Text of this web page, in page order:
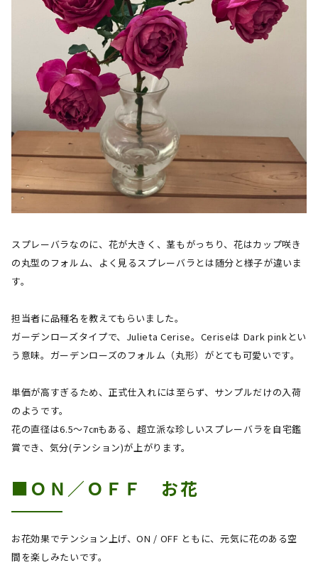
スプレーバラなのに、花が大きく、茎もがっちり、花はカップ咲き
の丸型のフォルム、よく見るスプレーバラとは随分と様子が違いま
す。
担当者に品種名を教えてもらいました。
ガーデンローズタイプで、 Julieta Cerise。 Ceriseは Dark pink とい
う意味。ガーデンローズのフォルム（丸形）がとても可愛いです。
単価が高すぎるため、正式仕入れには至らず、サンプルだけの入荷
のようです。
花の直径は6.5～7㎝もある、超立派な珍しいスプレーバラを自宅鑑
賞でき、気分(テンション)が上がります。
■ＯＮ／ＯＦＦ お花
お花効果でテンション上げ、ON / OFF ともに、元気に花のある空
間を楽しみたいです。